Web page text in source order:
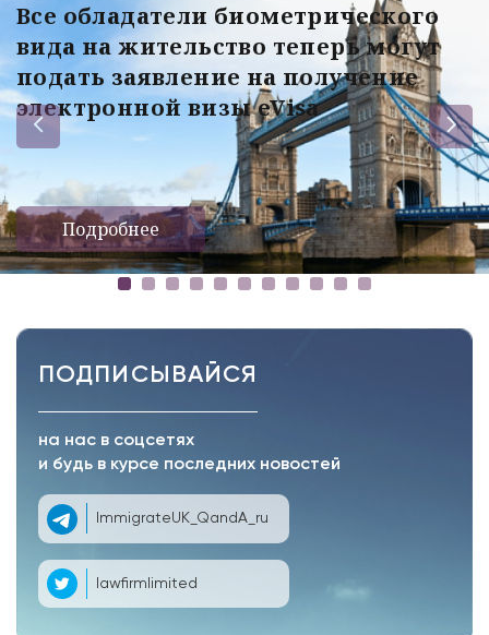
Все обладатели биометрического
вида на жительство теперь могут
подать заявление на получение
электронной визы eVisa
Подробнее
ПОДПИСЫВАЙСЯ
на нас в соцсетях
и будь в курсе последних новостей
ImmigrateUK_QandA_ru
lawfirmlimited